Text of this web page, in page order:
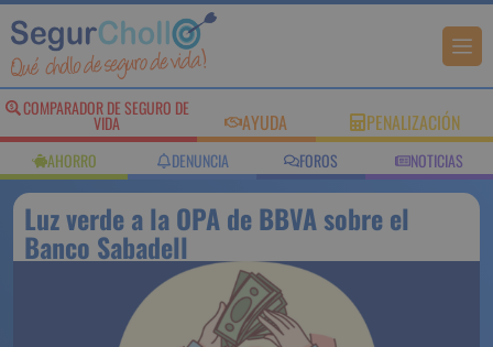
COMPARADOR DE SEGURO DE
VIDA AYUDA PENALIZACIÓN
AHORRO DENUNCIA FOROS NOTICIAS
Luz verde a la OPA de BBVA sobre el
Banco Sabadell